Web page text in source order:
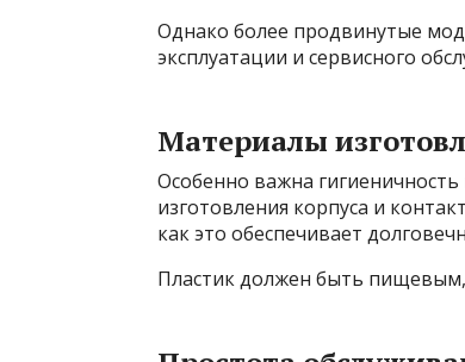
Однако более продвинутые
эксплуатации и сервисного
Материалы
Особенно важна
изготовления корпуса и
как это обеспечивает
Пластик должен быть пищевым,